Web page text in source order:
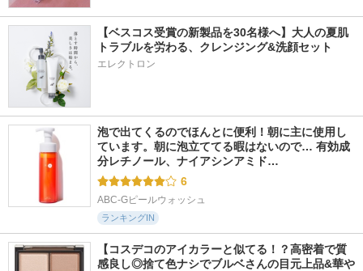
【ベスコス受賞の新製品を30名様へ】大人の夏肌
トラブルを労わる、クレンジング&洗顔セット
エレクトロン
泡で出てくるのでほんとに便利！朝に主に使用し
ています。朝に泡立ててる暇はないので… 有効成
分レチノール、ナイアシンアミド…
6
ABC-Gピールウォッシュ
ランキングIN
【コスデコのアイカラーと似てる！？高密着で質
感良し◎捨て色ナシでブルベさんの目元上品&華や